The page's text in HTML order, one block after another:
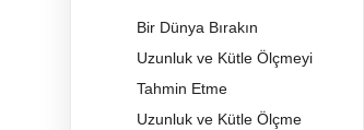
Bir Dünya Bırakın
Uzunluk ve Kütle Ölçmeyi
Tahmin Etme
Uzunluk ve Kütle Ölçme